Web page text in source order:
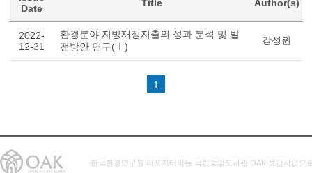
Date
Title Author(s)
2022-
12-31
환경분야 지방재정지출의 성과 분석 및 발
전방안 연구(Ⅰ)
강성원
1
한국환경연구원 리포지터리는 국립중앙도서관 OAK 보급사업